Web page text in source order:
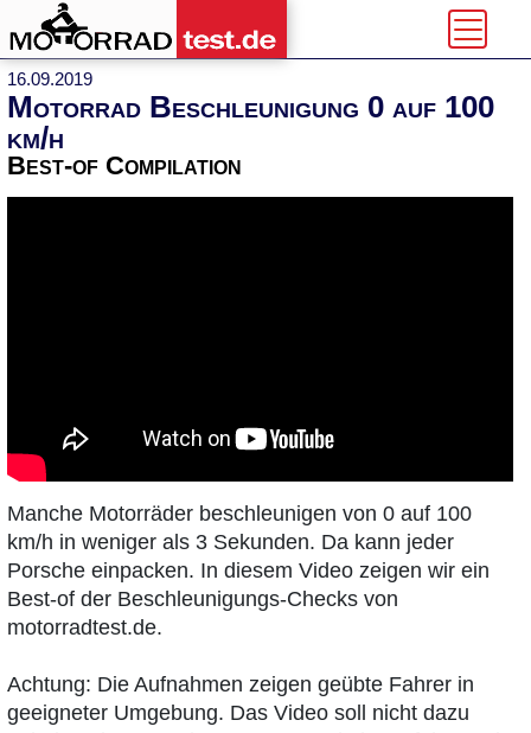
16.09.2019
Motorrad Beschleunigung 0 auf 100
km/h
Best-of Compilation
Manche Motorräder beschleunigen von 0 auf 100
km/h in weniger als 3 Sekunden. Da kann jeder
Porsche einpacken. In diesem Video zeigen wir ein
Best-of der Beschleunigungs-Checks von
motorradtest.de.
Achtung: Die Aufnahmen zeigen geübte Fahrer in
geeigneter Umgebung. Das Video soll nicht dazu